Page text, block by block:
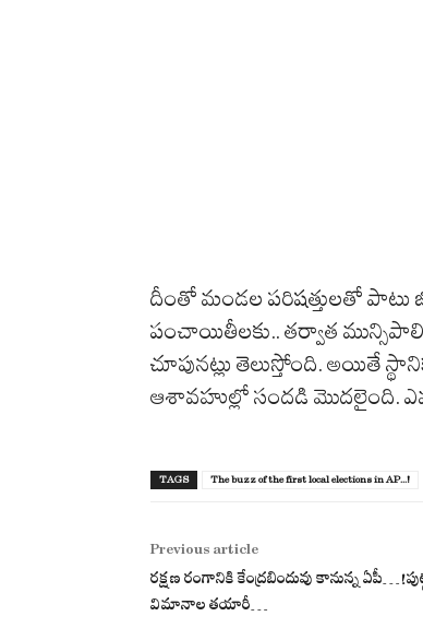
దీంతో మండల పరిషత్తులతో పాటు
పంచాయితీలకు.. తర్వాత
చూపునట్లు తెలుస్తోంది. అయితే
ఆశావహుల్లో సందడి మొదలైంది.
TAGS The buzz of the first local elections in AP...!
Previous article
ర‌క్ష‌ణ రంగానికి కేంద్ర‌బిందువు కానున్న
విమానాల త‌యారీ…